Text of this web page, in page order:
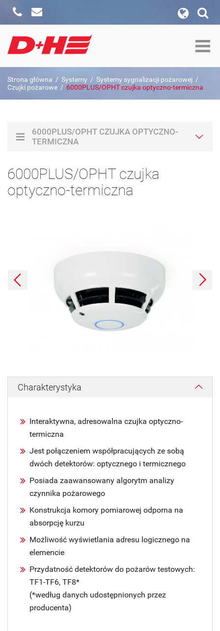
Formularz wyszukiwania
wyszukiwanie w witrynie
Szukaj
Strona główna / Systemy / Systemy sygnalizacji pożarowej /
Czujki pożarowe / 6000PLUS/OPHT czujka optyczno-termiczna
6000PLUS/OPHT CZUJKA OPTYCZNO-
TERMICZNA
6000PLUS/OPHT czujka
optyczno-termiczna
Charakterystyka
Interaktywna, adresowalna czujka optyczno-
termiczna
Jest połączeniem współpracujących ze sobą
dwóch detektorów: optycznego i termicznego
Posiada zaawansowany algorytm analizy
czynnika pożarowego
Konstrukcja komory pomiarowej odporna na
absorpcję kurzu
Możliwość wyświetlania adresu logicznego na
elemencie
Przydatność detektorów do pożarów testowych:
TF1-TF6, TF8*
(*według danych udostępnionych przez
producenta)